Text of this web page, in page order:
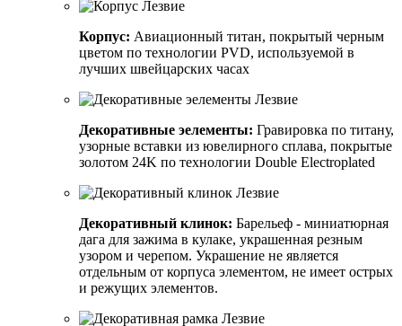
Корпус: Авиационный титан, покрытый черным
цветом по технологии PVD, используемой в
лучших швейцарских часах
Декоративные эелементы: Гравировка по титану,
узорные вставки из ювелирного сплава, покрытые
золотом 24K по технологии Double Electroplated
Декоративный клинок: Барельеф - миниатюрная
дага для зажима в кулаке, украшенная резным
узором и черепом. Украшение не является
отдельным от корпуса элементом, не имеет острых
и режущих элементов.